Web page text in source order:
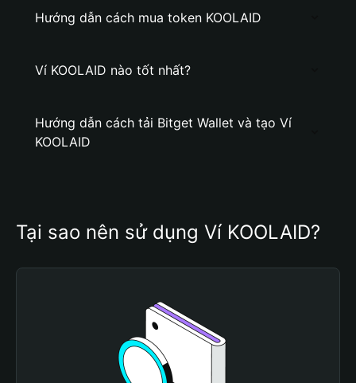
Hướng dẫn cách mua token KOOLAID
Ví KOOLAID nào tốt nhất?
Hướng dẫn cách tải Bitget Wallet và tạo Ví
KOOLAID
Tại sao nên sử dụng Ví KOOLAID?